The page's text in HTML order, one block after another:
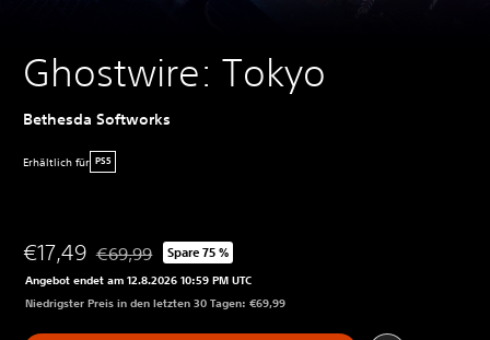
Ghostwire: Tokyo
Bethesda Softworks
Erhältlich für PS5
€17,49 Preisnachlass gegenüber dem Originalpreis von
€69,99 Spare 75 %
Angebot endet am 12.8.2026 10:59 PM UTC
Niedrigster Preis in den letzten 30 Tagen: €69,99